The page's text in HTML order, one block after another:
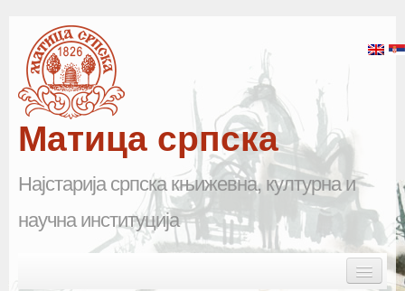
Матица српска
Најстарија српска књижевна, културна и
научна институција